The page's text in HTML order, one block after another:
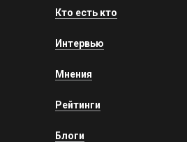
Кто есть кто
Интервью
Мнения
Рейтинги
Блоги